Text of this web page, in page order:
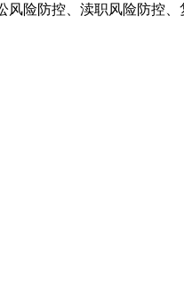
险防控、渎职风险防控